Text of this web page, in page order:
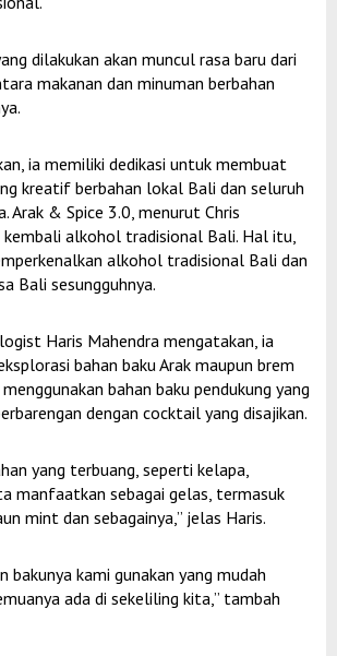
dilakukan akan muncul rasa baru dari
makanan dan minuman berbahan
ia memiliki dedikasi untuk membuat
kreatif berbahan lokal Bali dan seluruh
Arak & Spice 3.0, menurut Chris
kembali alkohol tradisional Bali. Hal itu,
alkohol tradisional Bali dan
Bali sesungguhnya.
Haris Mahendra mengatakan, ia
bahan baku Arak maupun brem
bahan baku pendukung yang
dengan cocktail yang disajikan.
yang terbuang, seperti kelapa,
manfaatkan sebagai gelas, termasuk
mint dan sebagainya,” jelas Haris.
bakunya kami gunakan yang mudah
ada di sekeliling kita,” tambah